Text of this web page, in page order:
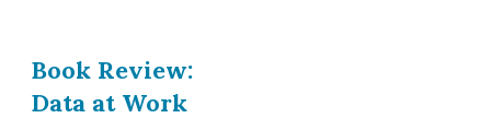
Book Review:
Data at Work